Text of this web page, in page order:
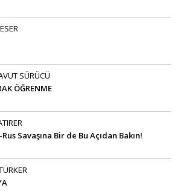
SÜRÜCÜ
ÖĞRENME
Savaşına Bir de Bu Açıdan Bakın!